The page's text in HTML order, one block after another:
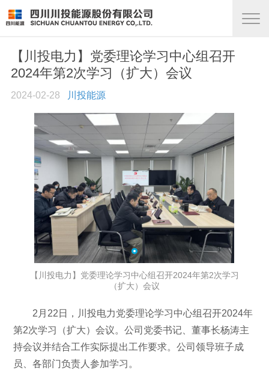
【川投电力】党委理论学习中心组召开
2024年第2次学习（扩大）会议
2024-02-28 川投能源
【川投电力】党委理论学习中心组召开2024年第2次学习
（扩大）会议
2月22日，川投电力党委理论学习中心组召开2024年
第2次学习（扩大）会议。公司党委书记、董事长杨涛主
持会议并结合工作实际提出工作要求。公司领导班子成
员、各部门负责人参加学习。